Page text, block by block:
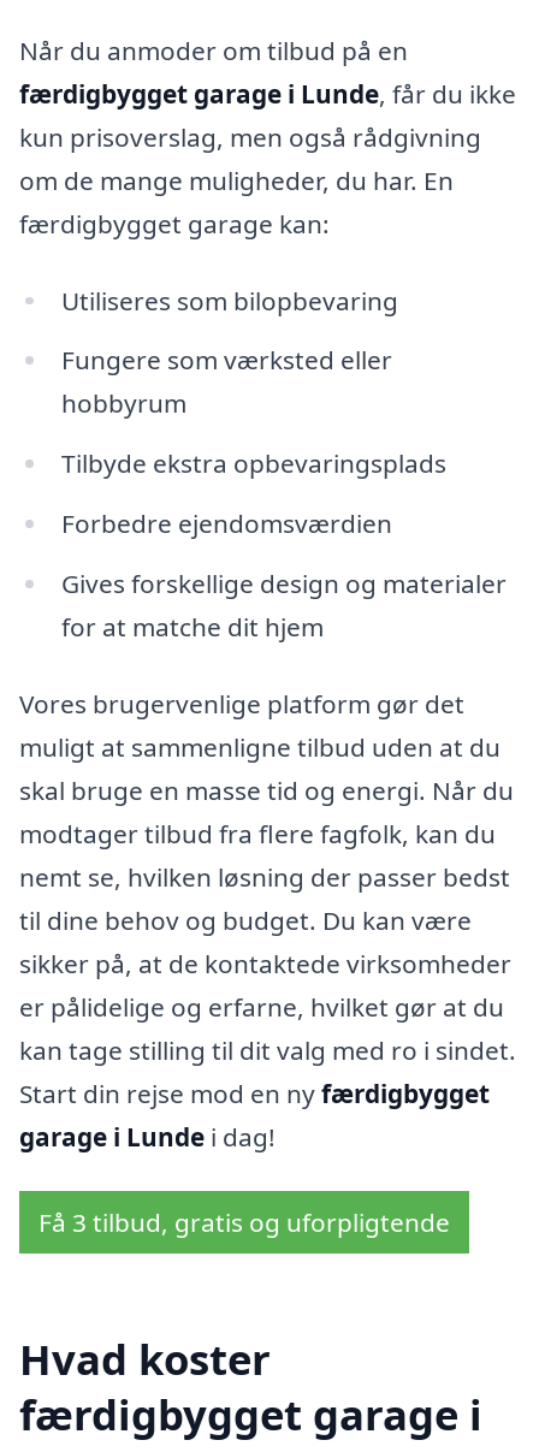
Når du anmoder om tilbud på en
færdigbygget garage i Lunde, får du ikke
kun prisoverslag, men også rådgivning
om de mange muligheder, du har. En
færdigbygget garage kan:
Utiliseres som bilopbevaring
Fungere som værksted eller
hobbyrum
Tilbyde ekstra opbevaringsplads
Forbedre ejendomsværdien
Gives forskellige design og materialer
for at matche dit hjem
Vores brugervenlige platform gør det
muligt at sammenligne tilbud uden at du
skal bruge en masse tid og energi. Når du
modtager tilbud fra flere fagfolk, kan du
nemt se, hvilken løsning der passer bedst
til dine behov og budget. Du kan være
sikker på, at de kontaktede virksomheder
er pålidelige og erfarne, hvilket gør at du
kan tage stilling til dit valg med ro i sindet.
Start din rejse mod en nyfærdigbygget
garage i Lunde i dag!
Få 3 tilbud, gratis og uforpligtende
Hvad koster
færdigbygget garage i